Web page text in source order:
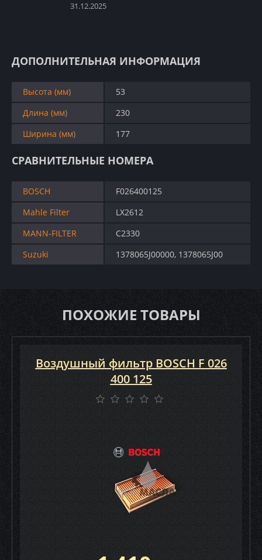
31.12.2025
ДОПОЛНИТЕЛЬНАЯ ИНФОРМАЦИЯ
Высота (мм)
53
Длина (мм)
230
Ширина (мм)
177
СРАВНИТЕЛЬНЫЕ НОМЕРА
BOSCH
F026400125
Mahle Filter
LX2612
MANN-FILTER
C2330
Suzuki
1378065J00000, 1378065J00
ПОХОЖИЕ ТОВАРЫ
Воздушный фильтр BOSCH F 026
400 125